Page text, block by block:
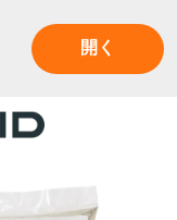
開く